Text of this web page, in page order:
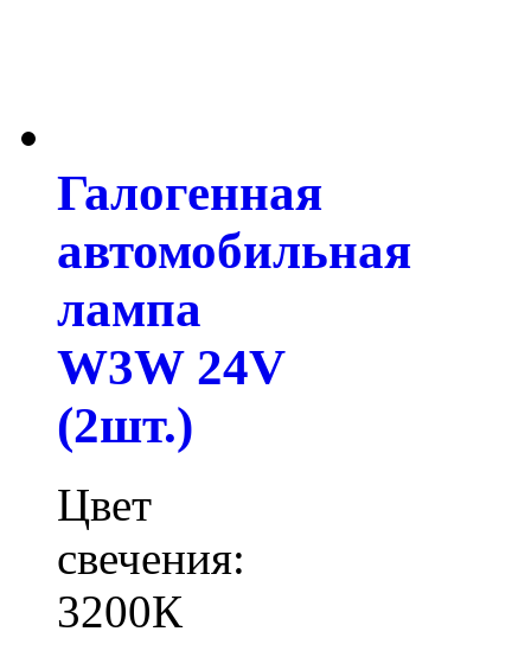
Галогенная
автомобильная
лампа
W3W 24V
(2шт.)
Цвет
свечения:
3200К